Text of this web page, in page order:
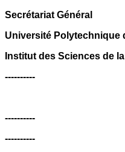
Secrétariat Général
Université Polytechnique
Institut des Sciences de
----------
----------
----------